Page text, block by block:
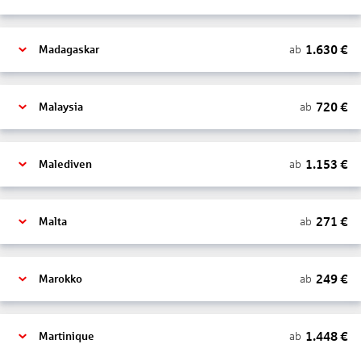
Madagaskar ab 1.630€
Malaysia ab 720€
Malediven ab 1.153 €
Malta ab 271 €
Marokko ab 249€
Martinique ab 1.448€